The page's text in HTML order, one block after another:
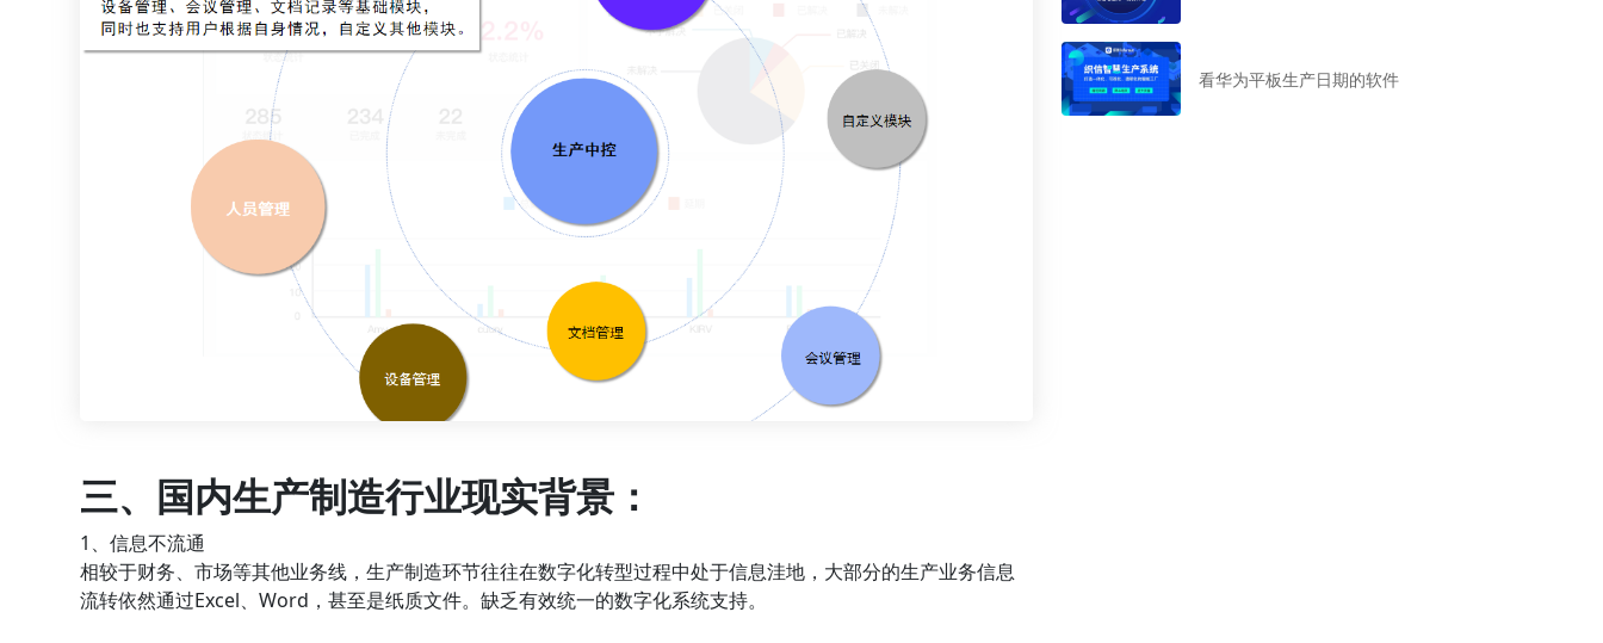
三、国内生产制造行业现实背景：
1、信息不流通
相较于财务、市场等其他业务线，生产制造环节往往在数字化转型过程中处于信息洼地，大部分的生产业务信息
流转依然通过Excel、Word，甚至是纸质文件。缺乏有效统一的数字化系统支持。
看华为平板生产日期的软件